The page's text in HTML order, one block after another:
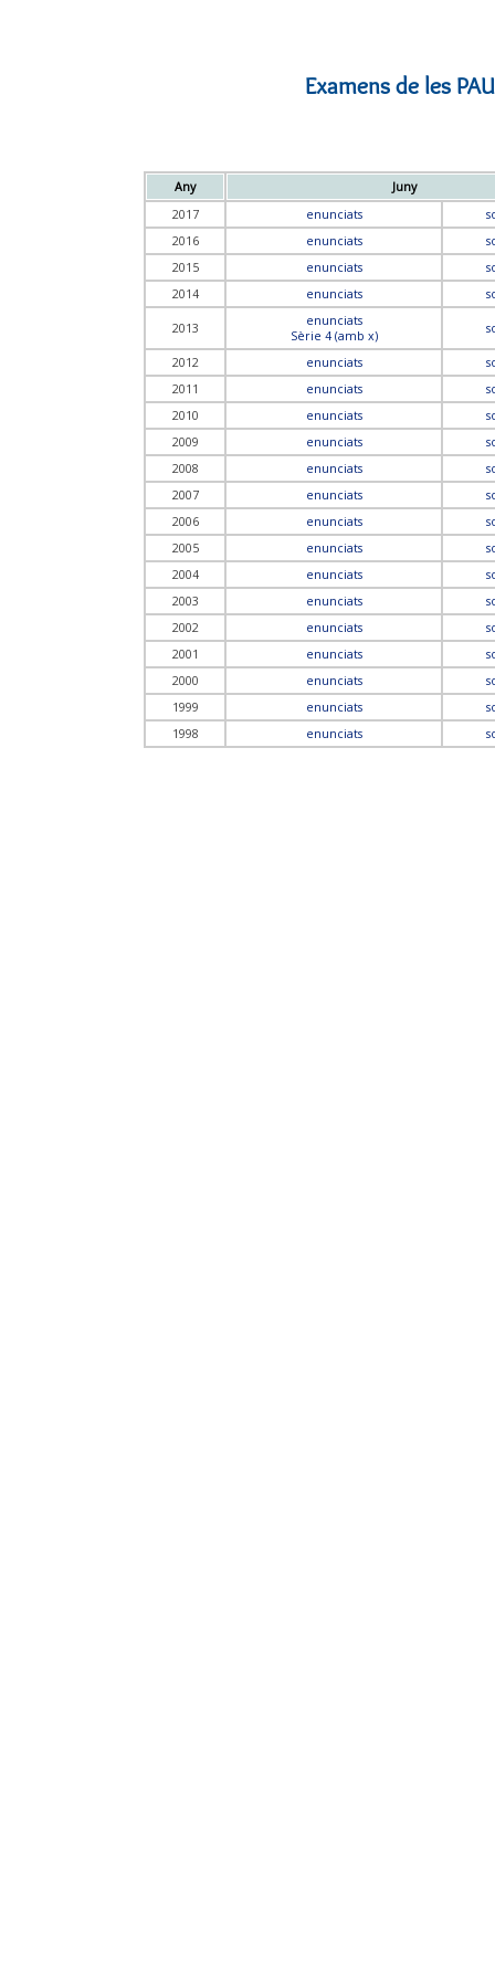
Examens de les
Any
Juny
2017
enunciats
2016
enunciats
2015
enunciats
2014
enunciats
2013
enunciats
Sèrie 4 (amb x)
2012 enunciats
2011
enunciats
2010
enunciats
2009
enunciats
2008
enunciats
2007
enunciats
2006
enunciats
2005
enunciats
2004
enunciats
2003
enunciats
2002
enunciats
2001
enunciats
2000
enunciats
1999
enunciats
1998
enunciats